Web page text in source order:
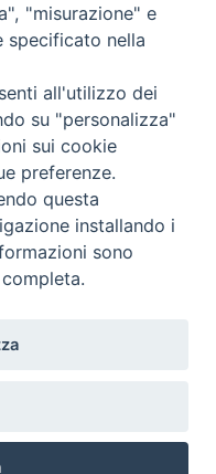
"misurazione" e
specificato nella
all'utilizzo dei
su "personalizza"
sui cookie
preferenze.
questa
installando i
sono
completa.